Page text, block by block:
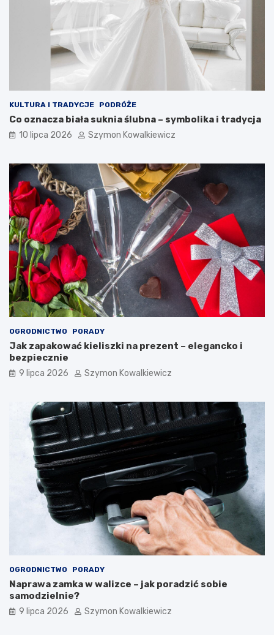
KULTURA I TRADYCJE PODRÓŻE
Co oznacza biała suknia ślubna – symbolika i tradycja
10 lipca 2026 Szymon Kowalkiewicz
OGRODNICTWO PORADY
Jak zapakować kieliszki na prezent – elegancko i
bezpiecznie
9 lipca 2026 Szymon Kowalkiewicz
OGRODNICTWO PORADY
Naprawa zamka w walizce – jak poradzić sobie
samodzielnie?
9 lipca 2026 Szymon Kowalkiewicz